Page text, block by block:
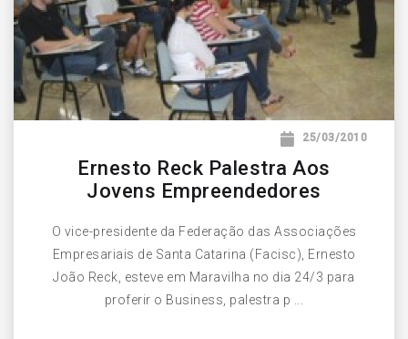
25/03/2010
Ernesto Reck Palestra Aos
Jovens Empreendedores
O vice-presidente da Federação das Associações
Empresariais de Santa Catarina (Facisc), Ernesto
João Reck, esteve em Maravilha no dia 24/3 para
proferir o Business, palestra p ...